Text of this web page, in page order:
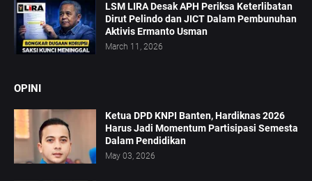
LSM LIRA Desak APH Periksa Keterlibatan
Dirut Pelindo dan JICT Dalam Pembunuhan
Aktivis Ermanto Usman
March 11, 2026
OPINI
Ketua DPD KNPI Banten, Hardiknas 2026
Harus Jadi Momentum Partisipasi Semesta
Dalam Pendidikan
May 03, 2026